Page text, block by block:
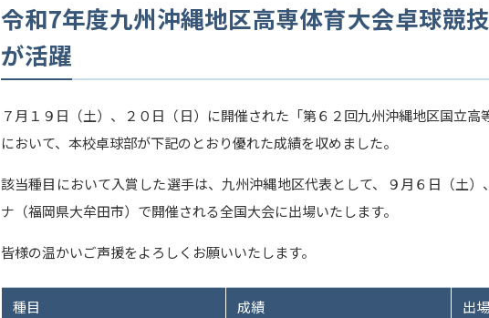
令和7年度九州沖縄地区高専体育大会卓球競
が活躍
７月１９日（土）、２０日（日）に開催された「第６２回九州沖縄地区国立高
において、本校卓球部が下記のとおり優れた成績を収めました。
該当種目において入賞した選手は、九州沖縄地区代表として、９月６日（土
ナ（福岡県大牟田市）で開催される全国大会に出場いたします。
皆様の温かいご声援をよろしくお願いいたします。
種目 成績
出